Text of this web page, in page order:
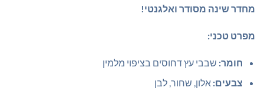
מחדר שינה מסודר ואלגנטי!
מפרט טכני:
חומר: שבבי עץ דחוסים בציפוי מלמין
צבעים: אלון, שחור, לבן